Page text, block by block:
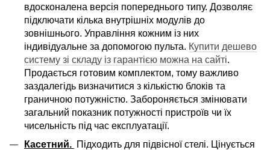
вдосконалена версія попереднього типу. Дозволяє
підключати кілька внутрішніх модулів до
зовнішнього. Управління кожним із них
індивідуальне за допомогою пульта. Купити дешево
систему зі складу із гарантією можна на сайті.
Продається готовим комплектом, тому важливо
заздалегідь визначитися з кількістю блоків та
граничною потужністю. Забороняється змінювати
загальний показник потужності пристроїв чи їх
чисельність під час експлуатації.
Касетний. Підходить для підвісної стелі. Цінується